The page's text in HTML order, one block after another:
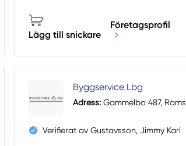
Lägg till snickare
Företagsprofil
Byggservice Lbg
Adress: Gammelbo 487,
Verifierat av Gustavsson, Jimmy Karl